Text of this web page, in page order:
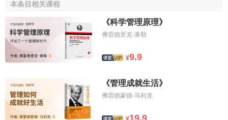
《倫敦貧民何所歸》
《政治經濟學的現狀：1885年2月在劍橋大學的就職演
說》
《統計學會雜誌》
《一般物價波動的補救措施》
《經濟學原理》
《經濟學精義》
本条目相关课程
《科学管理原理》
弗雷德里克·泰勒
¥9.9
《管理成就生活》
弗雷德蒙德·马利克